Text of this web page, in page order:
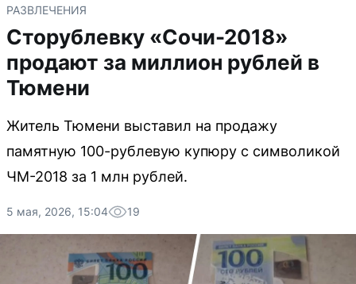
РАЗВЛЕЧЕНИЯ
Сторублевку «Сочи-2018»
продают за миллион рублей в
Тюмени
Житель Тюмени выставил на продажу
памятную 100-рублевую купюру с символикой
ЧМ-2018 за 1 млн рублей.
5 мая, 2026, 15:04 19